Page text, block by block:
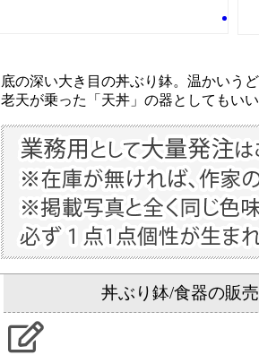
底の深い大き目の丼ぶり鉢。温かいう
老天が乗った「天丼」の器としてもい
丼ぶり鉢/食器の販